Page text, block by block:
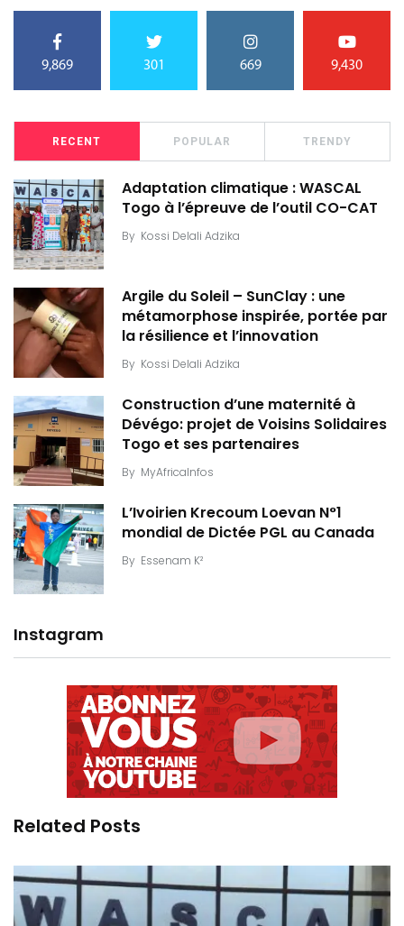
9,869 301 669 9,430
RECENT POPULAR TRENDY
Adaptation climatique : WASCAL
Togo à l’épreuve de l’outil CO-CAT
By Kossi Delali Adzika
Argile du Soleil – SunClay : une
métamorphose inspirée, portée par
la résilience et l’innovation
By Kossi Delali Adzika
Construction d’une maternité à
Dévégo: projet de Voisins Solidaires
Togo et ses partenaires
By MyAfricaInfos
L’Ivoirien Krecoum Loevan N°1
mondial de Dictée PGL au Canada
By Essenam K²
Instagram
Related Posts